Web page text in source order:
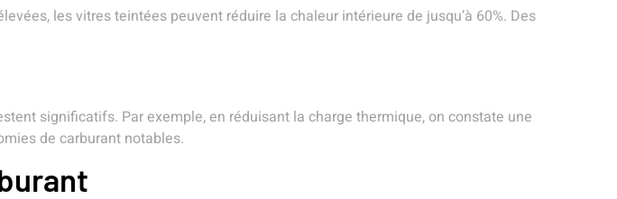
les vitres teintées peuvent réduire la chaleur intérieure de jusqu’à 60%. Des
significatifs. Par exemple, en réduisant la charge thermique, on constate une
de carburant notables.